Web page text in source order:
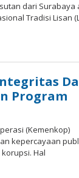
dari Surabaya
Tradisi Lisan
Program
(Kemenkop)
kepercayaan
Hal